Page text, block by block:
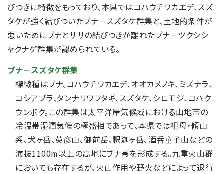
びつきに特徴をもっており、本県ではコハウチワカエデ、スズ
タケが強く結びついたブナ－スズタケ群集と、土地的条件が
悪いためにブナとササの結びつきが離れたブナ－ツクシシ
ャクナゲ群集が認められている。
ブナ－スズタケ群集
標徴種はブナ、コハウチワカエデ、オオカメノキ、ミズナラ、
コシアブラ、タンナサワフタギ、スズタケ、シロモジ、コハク
ウンボク。この群集は太平洋岸気候域における山地帯の
冷温帯湿潤気候の極盛相であって、本県では祖母・傾山
系、犬ヶ岳、英彦山、御前岳、釈迦ヶ岳、酒呑童子山などの
海抜1100m以上の高地にブナ帯を形成する。九重火山群
においても存在するが、火山作用や野火などによって退行